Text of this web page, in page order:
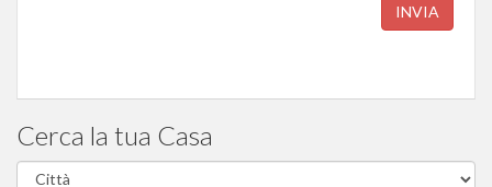
INVIA
Cerca la tua Casa